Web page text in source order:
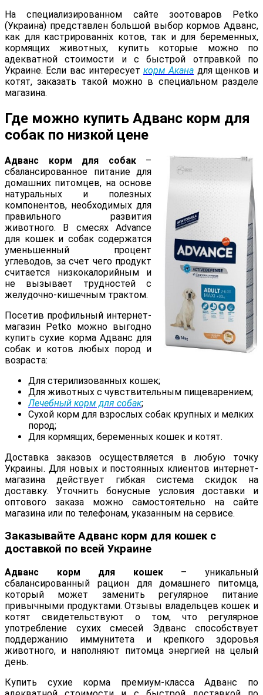
На специализированном сайте зоотоваров Petko
(Украина) представлен большой выбор кормов Адванс,
как для кастрированніх котов, так и для беременных,
кормящих животных, купить которые можно по
адекватной стоимости и с быстрой отправкой по
Украине. Если вас интересует корм Акана для щенков и
котят, заказать такой можно в специальном разделе
магазина.
Где можно купить Адванс корм для
собак по низкой цене
Адванс корм для собак–
сбалансированное питание для
домашних питомцев, на основе
натуральных и полезных
компонентов, необходимых для
правильного развития
животного. В смесях Advance
для кошек и собак содержатся
уменьшенный процент
углеводов, за счет чего продукт
считается низкокалорийным и
не вызывает трудностей с
желудочно-кишечным трактом.
Посетив профильный интернет-
магазин Petko можно выгодно
купить сухие корма Адванс для
собак и котов любых пород и
возраста:
Для стерилизованных кошек;
Для животных с чувствительным пищеварением;
Лечебный корм для собак;
Сухой корм для взрослых собак крупных и мелких
пород;
Для кормящих, беременных кошек и котят.
Доставка заказов осуществляется в любую точку
Украины. Для новых и постоянных клиентов интернет-
магазина действует гибкая система скидок на
доставку. Уточнить бонусные условия доставки и
оптового заказа можно самостоятельно на сайте
магазина или по телефонам, указанным на сервисе.
Заказывайте Адванс корм для кошек с
доставкой по всей Украине
Адванс корм для кошек – уникальный
сбалансированный рацион для домашнего питомца,
который может заменить регулярное питание
привычными продуктами. Отзывы владельцев кошек и
котят свидетельствуют о том, что регулярное
употребление сухих смесей Эдванс способствует
поддержанию иммунитета и крепкого здоровья
животного, и наполняют питомца энергией на целый
день.
Купить сухие корма премиум-класса Адванс по